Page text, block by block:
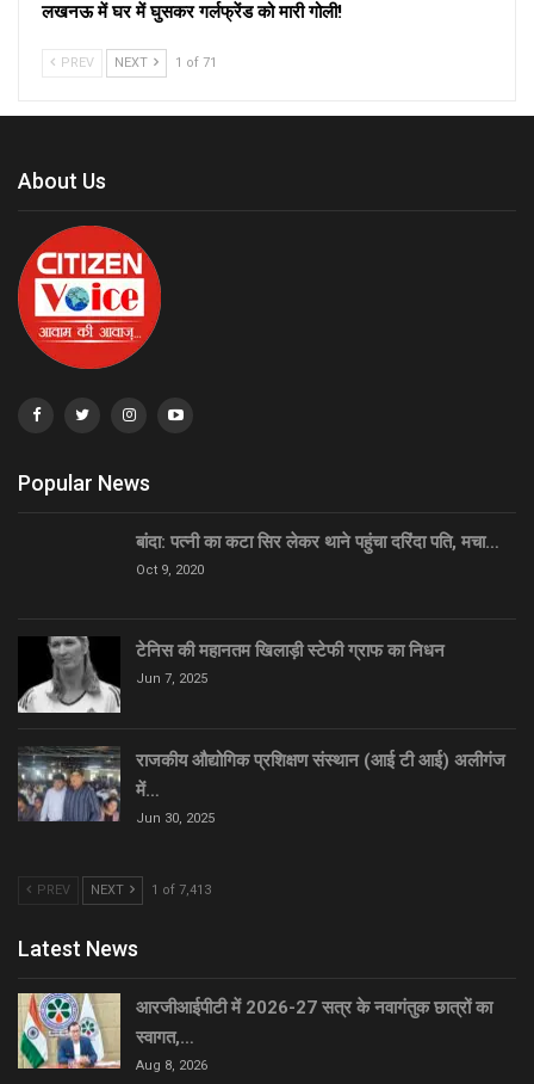
लखनऊ में घर में घुसकर गर्लफ्रेंड को मारी गोली!
PREV NEXT 1 of 71
About Us
Popular News
बांदा: पत्नी का कटा सिर लेकर थाने पहुंचा दरिंदा पति, मचा…
Oct 9, 2020
टेनिस की महानतम खिलाड़ी स्टेफी ग्राफ का निधन
Jun 7, 2025
राजकीय औद्योगिक प्रशिक्षण संस्थान (आई टी आई) अलीगंज
में…
Jun 30, 2025
PREV NEXT 1 of 7,413
Latest News
आरजीआईपीटी में 2026-27 सत्र के नवागंतुक छात्रों का
स्वागत,…
Aug 8, 2026